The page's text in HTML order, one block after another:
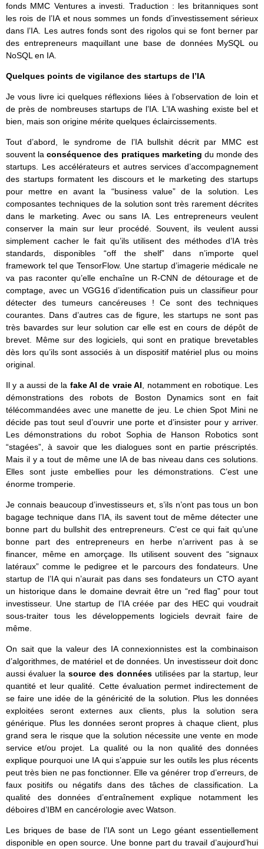
fonds MMC Ventures a investi. Traduction : les britanniques sont
les rois de l’IA et nous sommes un fonds d’investissement sérieux
dans l’IA. Les autres fonds sont des rigolos qui se font berner par
des entrepreneurs maquillant une base de données MySQL ou
NoSQL en IA.
Quelques points de vigilance des startups de l’IA
Je vous livre ici quelques réflexions liées à l’observation de loin et
de près de nombreuses startups de l’IA. L’IA washing existe bel et
bien, mais son origine mérite quelques éclaircissements.
Tout d’abord, le syndrome de l’IA bullshit décrit par MMC est
souvent laconséquence des pratiques marketing du monde des
startups. Les accélérateurs et autres services d’accompagnement
des startups formatent les discours et le marketing des startups
pour mettre en avant la “business value” de la solution. Les
composantes techniques de la solution sont très rarement décrites
dans le marketing. Avec ou sans IA. Les entrepreneurs veulent
conserver la main sur leur procédé. Souvent, ils veulent aussi
simplement cacher le fait qu’ils utilisent des méthodes d’IA très
standards, disponibles “off the shelf” dans n’importe quel
framework tel que TensorFlow. Une startup d’imagerie médicale ne
va pas raconter qu’elle enchaîne un R-CNN de détourage et de
comptage, avec un VGG16 d’identification puis un classifieur pour
détecter des tumeurs cancéreuses ! Ce sont des techniques
courantes. Dans d’autres cas de figure, les startups ne sont pas
très bavardes sur leur solution car elle est en cours de dépôt de
brevet. Même sur des logiciels, qui sont en pratique brevetables
dès lors qu’ils sont associés à un dispositif matériel plus ou moins
original.
Il y a aussi de la fake AI de vraie AI, notamment en robotique. Les
démonstrations des robots de Boston Dynamics sont en fait
télécommandées avec une manette de jeu. Le chien Spot Mini ne
décide pas tout seul d’ouvrir une porte et d’insister pour y arriver.
Les démonstrations du robot Sophia de Hanson Robotics sont
“stagées”, à savoir que les dialogues sont en partie préscriptés.
Mais il y a tout de même une IA de bas niveau dans ces solutions.
Elles sont juste embellies pour les démonstrations. C’est une
énorme tromperie.
Je connais beaucoup d’investisseurs et, s’ils n’ont pas tous un bon
bagage technique dans l’IA, ils savent tout de même détecter une
bonne part du bullshit des entrepreneurs. C’est ce qui fait qu’une
bonne part des entrepreneurs en herbe n’arrivent pas à se
financer, même en amorçage. Ils utilisent souvent des “signaux
latéraux” comme le pedigree et le parcours des fondateurs. Une
startup de l’IA qui n’aurait pas dans ses fondateurs un CTO ayant
un historique dans le domaine devrait être un “red flag” pour tout
investisseur. Une startup de l’IA créée par des HEC qui voudrait
sous-traiter tous les développements logiciels devrait faire de
même.
On sait que la valeur des IA connexionnistes est la combinaison
d’algorithmes, de matériel et de données. Un investisseur doit donc
aussi évaluer la source des données utilisées par la startup, leur
quantité et leur qualité. Cette évaluation permet indirectement de
se faire une idée de la généricité de la solution. Plus les données
exploitées seront externes aux clients, plus la solution sera
générique. Plus les données seront propres à chaque client, plus
grand sera le risque que la solution nécessite une vente en mode
service et/ou projet. La qualité ou la non qualité des données
explique pourquoi une IA qui s’appuie sur les outils les plus récents
peut très bien ne pas fonctionner. Elle va générer trop d’erreurs, de
faux positifs ou négatifs dans des tâches de classification. La
qualité des données d’entraînement explique notamment les
déboires d’IBM en cancérologie avec Watson.
Les briques de base de l’IA sont un Lego géant essentiellement
disponible en open source. Une bonne part du travail d’aujourd’hui